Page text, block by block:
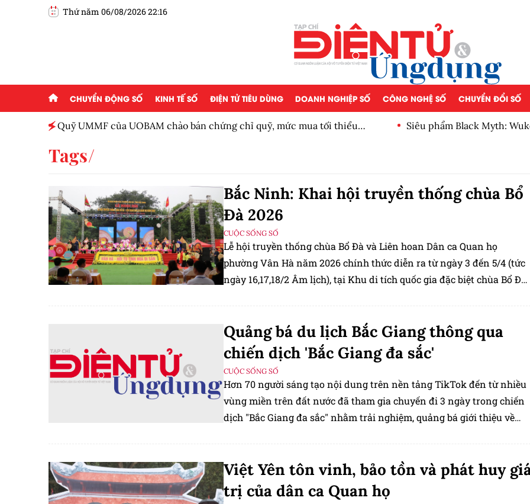
Thứ năm 06/08/2026 22:16
CHUYỂN ĐỘNG SỐ KINH TẾ SỐ ĐIỆN TỬ TIÊU DÙNG DOANH NGHIỆP SỐ CÔNG NGHỆ SỐ CHUYỂN ĐỔI SỐ
Quỹ UMMF của UOBAM chào bán chứng chỉ quỹ, mức mua tối thiểu
Siêu phẩm Black Myth:
Tags
Bắc Ninh: Khai hội truyền thống chùa Bổ
Đà 2026
CUỘC SỐNG SỐ
Lễ hội truyền thống chùa Bổ Đà và Liên hoan Dân ca Quan họ
phường Vân Hà năm 2026 chính thức diễn ra từ ngày 3 đến 5/4 (tức
ngày 16,17,18/2 Âm lịch), tại Khu di tích quốc gia đặc biệt chùa Bổ Đà
Quảng bá du lịch Bắc Giang thông qua
chiến dịch 'Bắc Giang đa sắc'
CUỘC SỐNG SỐ
Hơn 70 người sáng tạo nội dung trên nền tảng TikTok đến từ nhiều
vùng miền trên đất nước đã tham gia chuyến đi 3 ngày trong chiến
dịch "Bắc Giang đa sắc" nhằm trải nghiệm, quảng bá giới thiệu về
Việt Yên tôn vinh, bảo tồn và phát huy
trị của dân ca Quan họ